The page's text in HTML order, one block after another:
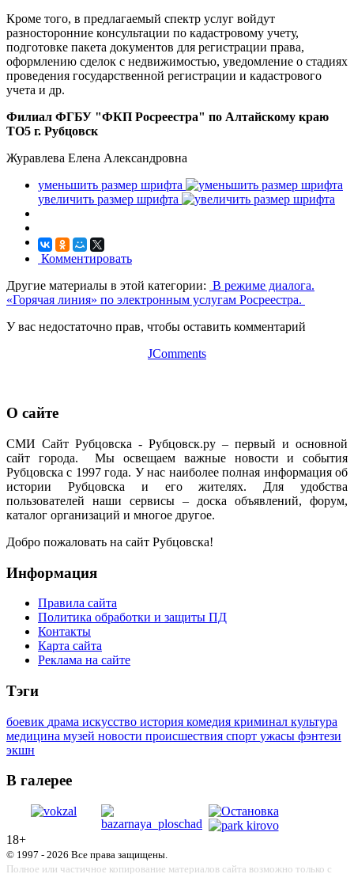
Кроме того, в предлагаемый спектр услуг войдут
разносторонние консультации по кадастровому учету,
подготовке пакета документов для регистрации права,
оформлению сделок с недвижимостью, уведомление о стадиях
проведения государственной регистрации и кадастрового
учета и др.
Филиал ФГБУ "ФКП Росреестра" по Алтайскому краю
ТО5 г. Рубцовск
Журавлева Елена Александровна
уменьшить размер шрифта
увеличить размер шрифта
Комментировать
Другие материалы в этой категории: В режиме диалога.
«Горячая линия» по электронным услугам Росреестра.
У вас недостаточно прав, чтобы оставить комментарий
JComments
О сайте
СМИ Сайт Рубцовска - Рубцовск.ру – первый и основной
сайт города. Мы освещаем важные новости и события
Рубцовска с 1997 года. У нас наиболее полная информация об
истории Рубцовска и его жителях. Для удобства
пользователей наши сервисы – доска объявлений, форум,
каталог организаций и многое другое.
Добро пожаловать на сайт Рубцовска!
Информация
Правила сайта
Политика обработки и защиты ПД
Контакты
Карта сайта
Реклама на сайте
Тэги
боевик драма искусство история комедия криминал культура
медицина музей новости происшествия спорт ужасы фэнтези
экшн
В галерее
18+
© 1997 - 2026 Все права защищены.
Полное или частичное копирование материалов сайта возможно только с